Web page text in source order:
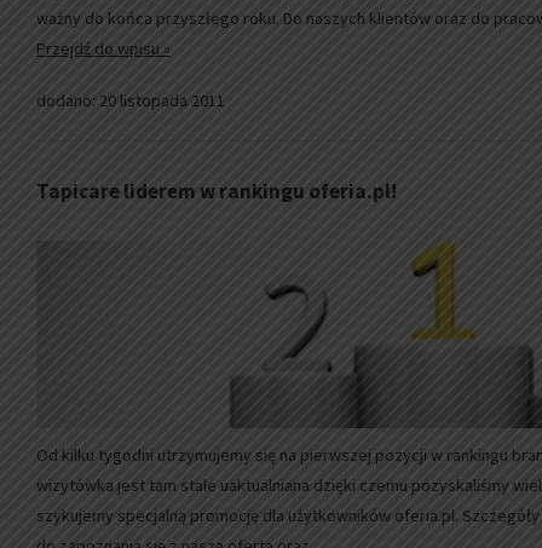
ważny do końca przyszłego roku. Do naszych klientów oraz do
Przejdź do wpisu »
dodano: 20 listopada 2011
Tapicare liderem w rankingu oferia.pl!
Od kilku tygodni utrzymujemy się na pierwszej pozycji w rankingu
wizytówka jest tam stale uaktualniana dzięki czemu pozyskaliśmy
szykujemy specjalną promocję dla użytkowników oferia.pl.